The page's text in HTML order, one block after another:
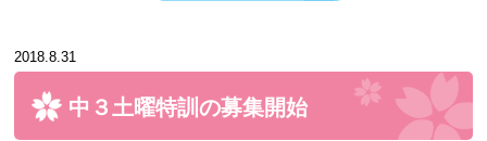
2018.8.31
中３土曜特訓の募集開始